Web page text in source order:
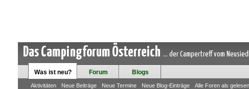
Das Campingforum Österreich ... der Campertreff vom
Was ist neu?
Aktivitäten Neue Beiträge Neue Termine Neue Blog-Einträge Alle Foren als
Forum Blogs